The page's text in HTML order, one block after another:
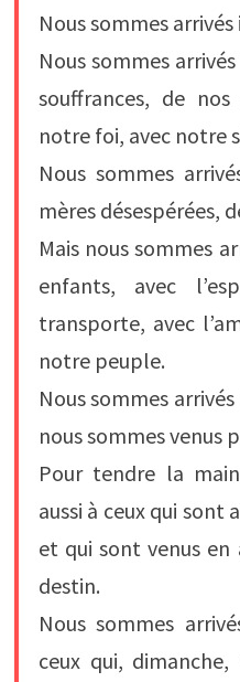
Nous sommes
Nous sommes
souffrances, de
notre foi, avec notre
Nous sommes
mères désespérées,
Mais nous sommes
enfants, avec
transporte, avec
notre peuple.
Nous sommes
nous sommes venus
Pour tendre la
aussi à ceux qui sont
et qui sont venus
destin.
Nous sommes
ceux qui,